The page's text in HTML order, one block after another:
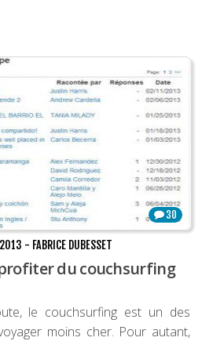
30
- FABRICE DUBESSET
du couchsurfing
le couchsurfing est un des
moins cher. Pour autant,